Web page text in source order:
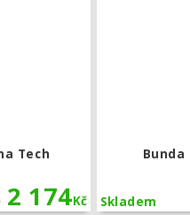
Tech
2 174Kč
Bunda
Skladem